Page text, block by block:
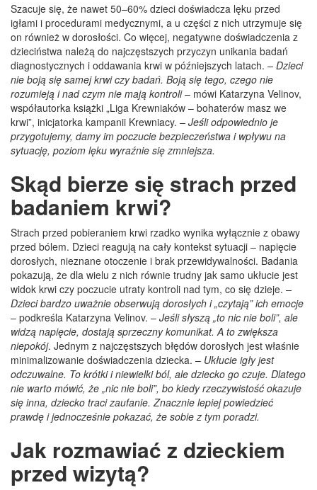
Szacuje się, że nawet 50–60% dzieci doświadcza lęku przed
igłami i procedurami medycznymi, a u części z nich utrzymuje się
on również w dorosłości. Co więcej, negatywne doświadczenia z
dzieciństwa należą do najczęstszych przyczyn unikania badań
diagnostycznych i oddawania krwi w późniejszych latach. – Dzieci
nie boją się samej krwi czy badań. Boją się tego, czego nie
rozumieją i nad czym nie mają kontroli– mówi Katarzyna Velinov,
współautorka książki „Liga Krewniaków – bohaterów masz we
krwi”, inicjatorka kampanii Krewniacy. – Jeśli odpowiednio je
przygotujemy, damy im poczucie bezpieczeństwa i wpływu na
sytuację, poziom lęku wyraźnie się zmniejsza.
Skąd bierze się strach przed
badaniem krwi?
Strach przed pobieraniem krwi rzadko wynika wyłącznie z obawy
przed bólem. Dzieci reagują na cały kontekst sytuacji – napięcie
dorosłych, nieznane otoczenie i brak przewidywalności. Badania
pokazują, że dla wielu z nich równie trudny jak samo ukłucie jest
widok krwi czy poczucie utraty kontroli nad tym, co się dzieje. –
Dzieci bardzo uważnie obserwują dorosłych i „czytają” ich emocje
– podkreśla Katarzyna Velinov. – Jeśli słyszą „to nic nie boli”, ale
widzą napięcie, dostają sprzeczny komunikat. A to zwiększa
niepokój. Jednym z najczęstszych błędów dorosłych jest właśnie
minimalizowanie doświadczenia dziecka. – Ukłucie igły jest
odczuwalne. To krótki i niewielki ból, ale dziecko go czuje. Dlatego
nie warto mówić, że „nic nie boli”, bo kiedy rzeczywistość okazuje
się inna, dziecko traci zaufanie. Znacznie lepiej powiedzieć
prawdę i jednocześnie pokazać, że sobie z tym poradzi.
Jak rozmawiać z dzieckiem
przed wizytą?